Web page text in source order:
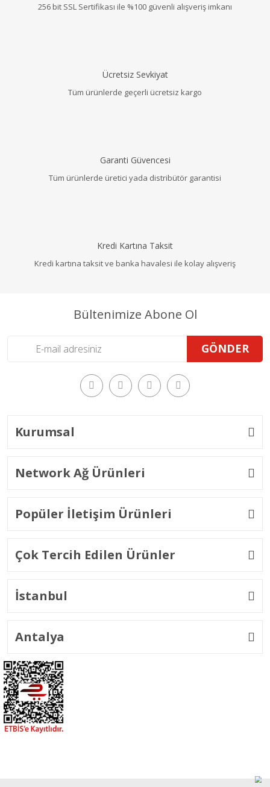
256 bit SSL Sertifikası ile %100 güvenli alışveriş imkanı
Ücretsiz Sevkiyat
Tüm ürünlerde geçerli ücretsiz kargo
Garanti Güvencesi
Tüm ürünlerde üretici yada distribütör garantisi
Kredi Kartına Taksit
Kredi kartına taksit ve banka havalesi ile kolay alışveriş
Bültenimize Abone Ol
GÖNDER
Kurumsal
Network Ağ Ürünleri
Popüler İletişim Ürünleri
Çok Tercih Edilen Ürünler
İstanbul
Antalya